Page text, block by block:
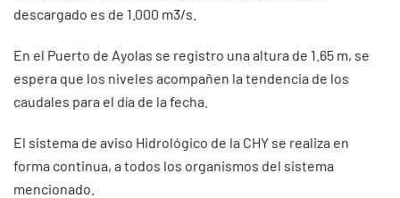
descargado es de 1.000 m3/s.
En el Puerto de Ayolas se registro una altura de 1.65 m, se
espera que los niveles acompañen la tendencia de los
caudales para el día de la fecha.
El sistema de aviso Hidrológico de la CHY se realiza en
forma continua, a todos los organismos del sistema
mencionado.